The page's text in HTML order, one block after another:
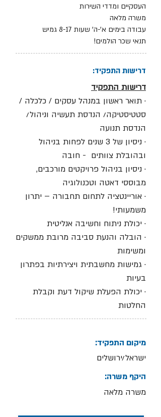
העסקיים ומדדי השירות
משרה מלאה
עבודה בימים א'-ה' שעות 8-17 גמיש
תנאי שכר הולמים!
דרישות התפקיד:
דרישות התפקיד
· תואר ראשון במנהל עסקים / כלכלה /
סטטיסטיקה/ הנדסת תעשיה וניהול/
הנדסת תנועה
· ניסיון של 3 שנים לפחות בניהול
ובהובלת צוותים - חובה
· ניסיון בניהול פרויקטים מורכבים,
מבוססי דאטה וטכנולוגיה
· אוריינטציה לתחום תחבורה – יתרון
משמעותי!
· יכולת ניתוח וחשיבה אנליטית
· הובלה והנעת סביבה מרובת ממשקים
ומשימות
· גמישות מחשבתית ויצירתיות בפתרון
בעיות
· יכולת הפעלת שיקול דעת וקבלת
החלטות
מיקום התפקיד:
ישראל/ירושלים
היקף משרה:
משרה מלאה